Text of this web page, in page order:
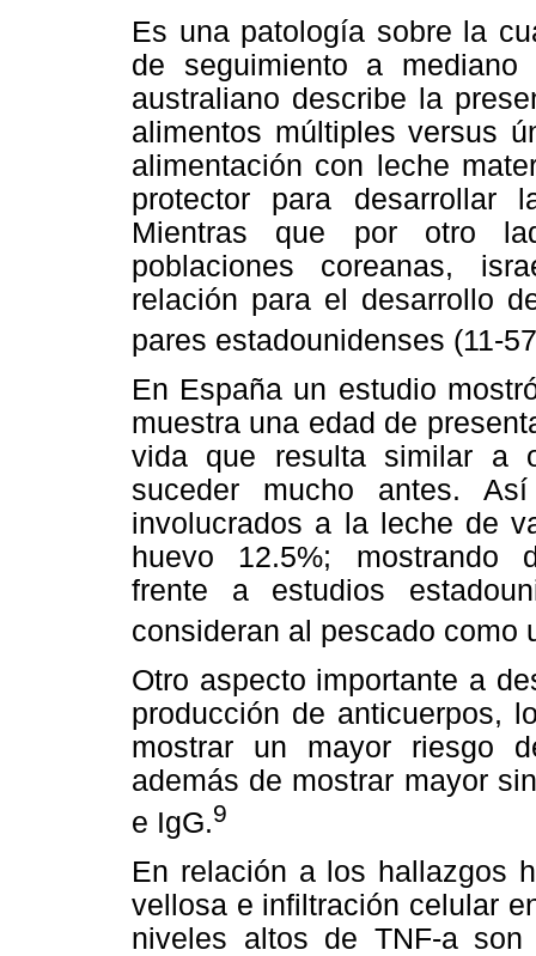
Es una patología sobre la
de seguimiento a
australiano describe la
alimentos múltiples versus
alimentación con leche
protector para desarrollar
Mientras que por otro
poblaciones coreanas,
relación para el desarrollo
pares estadounidenses (11-
En España un estudio
muestra una edad de
vida que resulta similar a
suceder mucho antes.
involucrados a la leche de
huevo 12.5%; mostrando
frente a estudios
consideran al pescado como
Otro aspecto importante a
producción de anticuerpos,
mostrar un mayor riesgo
además de mostrar mayor
e IgG.9
En relación a los hallazgos
vellosa e infiltración celular
niveles altos de TNF-a